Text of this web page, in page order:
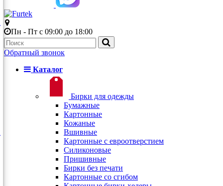
Пн - Пт с 09:00 до 18:00
Обратный звонок
Каталог
Бирки для одежды
Бумажные
Картонные
Кожаные
Вшивные
Картонные с евроотверстием
Силиконовые
Пришивные
Бирки без печати
Картонные со сгибом